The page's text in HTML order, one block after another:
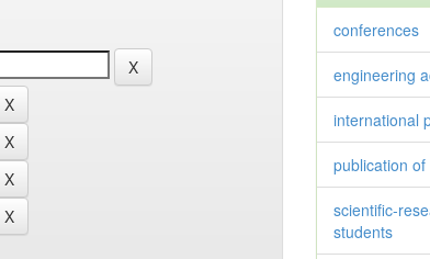
conferences
engineering
international
publication
scientific-
students